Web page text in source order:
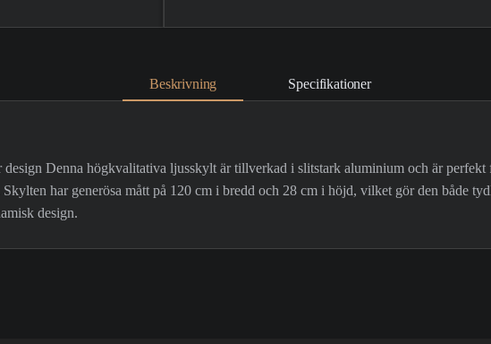
Beskrivning Specifikationer
Denna högkvalitativa ljusskylt är tillverkad i slitstark aluminium och är perfekt
har generösa mått på 120 cm i bredd och 28 cm i höjd, vilket gör den både
design.